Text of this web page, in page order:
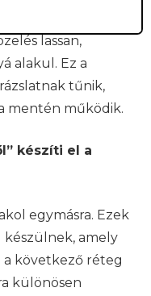
A 3D-nyomtatás
lassan,
alakul. Ez a
tűnik,
mentén működik.
készíti el a
egymásra. Ezek
amely
következő réteg
különösen